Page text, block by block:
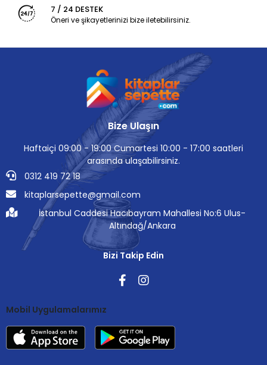
7 / 24 DESTEK
Öneri ve şikayetlerinizi bize iletebilirsiniz.
Bize Ulaşın
Haftaiçi 09:00 - 19:00 Cumartesi 10:00 - 17:00 saatleri
arasında ulaşabilirsiniz.
0312 419 72 18
kitaplarsepette@gmail.com
İstanbul Caddesi Hacıbayram Mahallesi No:6 Ulus-
Altındağ/Ankara
Bizi Takip Edin
Mobil Uygulamalarımız